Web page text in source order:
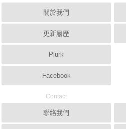
關於我們
更新履歷
Plurk
Facebook
Contact
聯絡我們